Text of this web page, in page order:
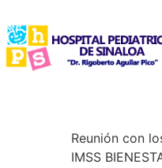
Reunión con
IMSS